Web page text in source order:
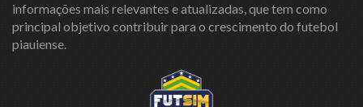
informações mais relevantes e atualizadas, que tem como
principal objetivo contribuir para o crescimento do futebol
piauiense.